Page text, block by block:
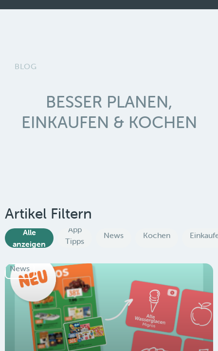
BLOG
BESSER PLANEN,
EINKAUFEN & KOCHEN
Artikel Filtern
Alle
anzeigen
App
Tipps
News Kochen
News